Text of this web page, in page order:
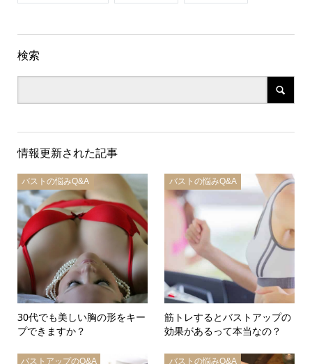
検索
情報更新された記事
バストの悩みQ&A
30代でも美しい胸の形をキー
プできますか？
バストの悩みQ&A
筋トレするとバストアップの
効果があるって本当なの？
バストアップのQ&A バストの悩みQ&A